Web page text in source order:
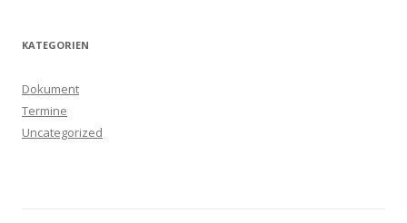
KATEGORIEN
Dokument
Termine
Uncategorized